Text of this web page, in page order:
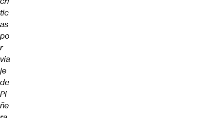
tic
as
po
r
via
je
de
Pi
ñe